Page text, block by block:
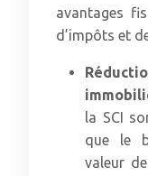
avantages
d’impôts et
la SCI
que le
valeur